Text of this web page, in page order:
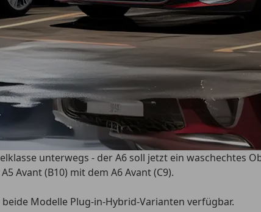
unterwegs - der A6 soll jetzt ein waschechtes
Avant (B10) mit dem A6 Avant (C9).
Modelle Plug-in-Hybrid-Varianten verfügbar.